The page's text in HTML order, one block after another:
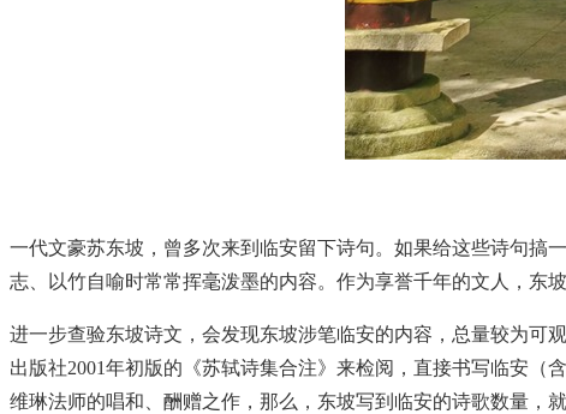
一代文豪苏东坡，曾多次来到临安留下诗句。如果给这些诗句搞
志、以竹自喻时常常挥毫泼墨的内容。作为享誉千年的文人，东
进一步查验东坡诗文，会发现东坡涉笔临安的内容，总量较为可
出版社2001年初版的《苏轼诗集合注》来检阅，直接书写临安
维琳法师的唱和、酬赠之作，那么，东坡写到临安的诗歌数量，